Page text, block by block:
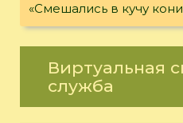
«Смешались в кучу
Виртуальная
служба